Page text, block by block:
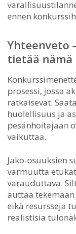
ennen
Yhteenveto
tietää nämä
prosessi, jossa
ratkaisevat.
huolellisuus ja
pesänhoitajaan
vaikuttaa.
Jako-osuuksien
varmuutta
varauduttava.
auttaa
eikä resursseja
realistisia